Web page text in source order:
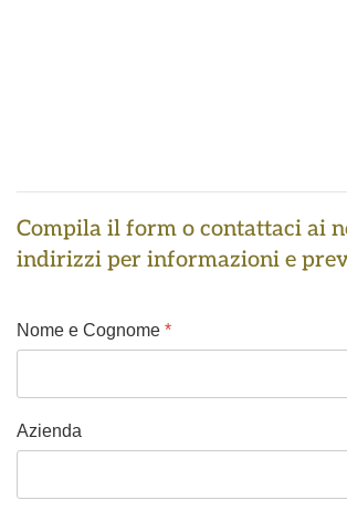
Compila il form o contattaci ai
indirizzi per informazioni e
Nome e Cognome *
Azienda